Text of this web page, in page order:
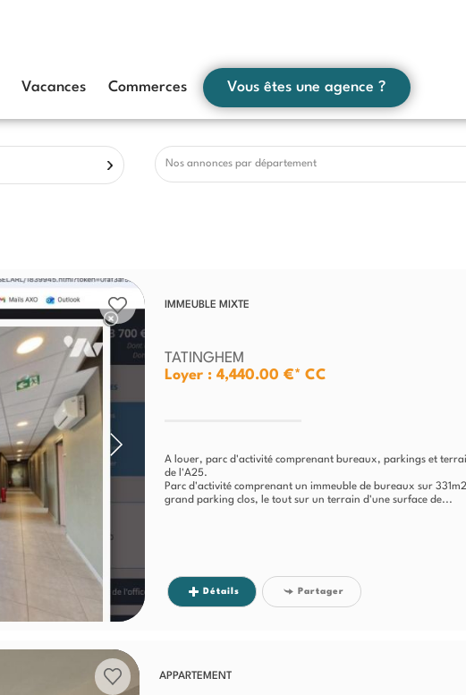
Vacances Commerces Vous êtes une agence ?
Nos annonces par département
IMMEUBLE MIXTE
TATINGHEM
Loyer : 4,440.00 €*CC
A louer, parc d'activité comprenant bureaux, parkings et
de l'A25.
Parc d'activité comprenant un immeuble de bureaux sur
grand parking clos, le tout sur un terrain d'une surface de...
Détails Partager
APPARTEMENT